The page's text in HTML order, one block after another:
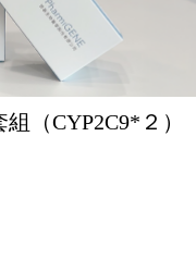
（CYP2C9*２）